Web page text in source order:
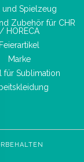
und Spielzeug
Zubehör für CHR
/ HORECA
Feierartikel
Marke
für Sublimation